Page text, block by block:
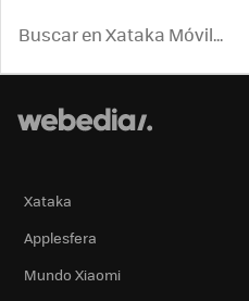
Xataka
Applesfera
Mundo Xiaomi